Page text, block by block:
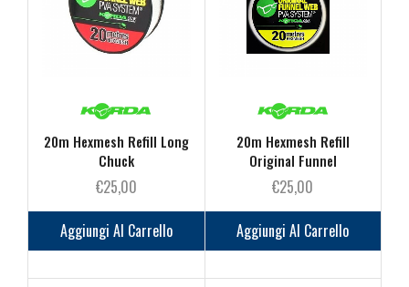
20m Hexmesh Refill Long
Chuck
€25,00
Aggiungi Al Carrello
20m Hexmesh Refill
Original Funnel
€25,00
Aggiungi Al Carrello